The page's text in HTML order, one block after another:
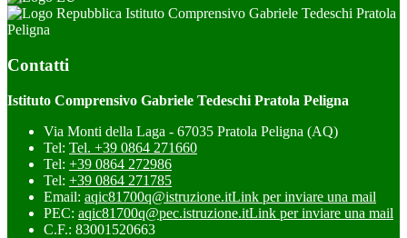
Istituto Comprensivo Gabriele Tedeschi Pratola
Peligna
Contatti
Istituto Comprensivo Gabriele Tedeschi Pratola Peligna
Via Monti della Laga - 67035 Pratola Peligna (AQ)
Tel: Tel. +39 0864 271660
Tel: +39 0864 272986
Tel: +39 0864 271785
Email: aqic81700q@istruzione.itLink per inviare una mail
PEC: aqic81700q@pec.istruzione.itLink per inviare una mail
C.F.: 83001520663